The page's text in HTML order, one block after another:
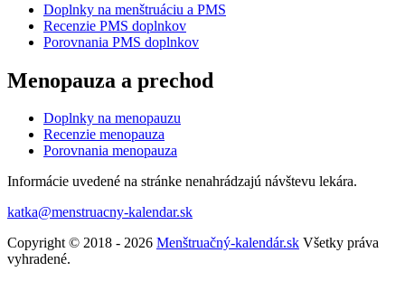
Doplnky na menštruáciu a PMS
Recenzie PMS doplnkov
Porovnania PMS doplnkov
Menopauza a prechod
Doplnky na menopauzu
Recenzie menopauza
Porovnania menopauza
Informácie uvedené na stránke nenahrádzajú návštevu lekára.
katka@menstruacny-kalendar.sk
Copyright © 2018 - 2026 Menštruačný-kalendár.sk Všetky práva
vyhradené.